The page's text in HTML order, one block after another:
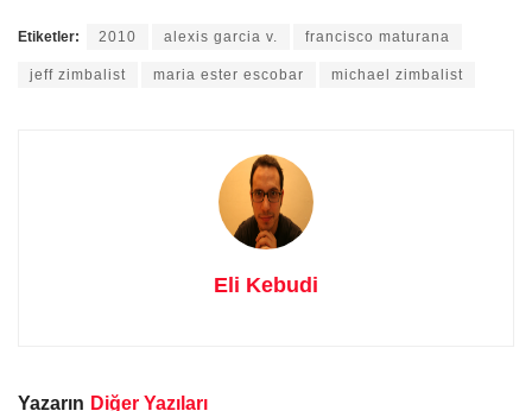
Etiketler: 2010 alexis garcia v. francisco maturana
jeff zimbalist maria ester escobar michael zimbalist
Eli Kebudi
Yazarın Diğer Yazıları